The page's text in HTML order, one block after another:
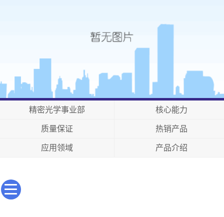
精密光学事业部 核心能力
质量保证 热销产品
应用领域 产品介绍